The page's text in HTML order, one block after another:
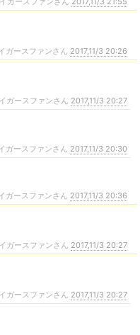
ガースファンさん 2017,11/3 20:26
ガースファンさん 2017,11/3 20:27
ガースファンさん 2017,11/3 20:30
ガースファンさん 2017,11/3 20:36
ガースファンさん 2017,11/3 20:27
ガースファンさん 2017,11/3 20:27